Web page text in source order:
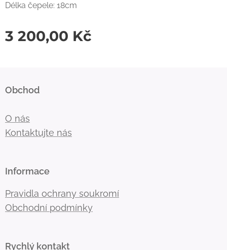
Délka čepele: 18cm
3 200,00 Kč
Obchod
O nás
Kontaktujte nás
Informace
Pravidla ochrany soukromí
Obchodní podmínky
Rychlý kontakt